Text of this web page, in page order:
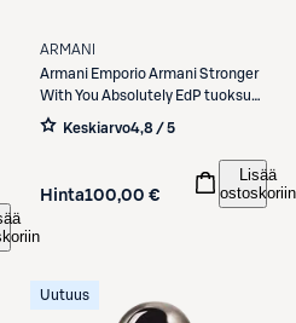
ARMANI
Armani Emporio Armani Stronger
With You Absolutely EdP tuoksu
50 ml
Keskiarvo4,8 / 5
Hinta100,00 €
Lisää
ostoskoriin
Uutuus